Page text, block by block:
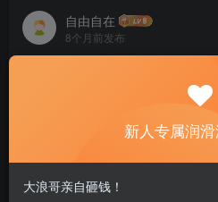
自由自在
8个月前发布
新老司机速来！注册自
送200ml
杯多多棉花糖，整体应该还
新人专属润
大浪哥亲自砸钱！